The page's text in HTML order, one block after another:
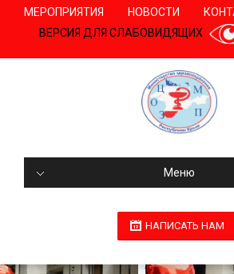
МЕРОПРИЯТИЯ НОВОСТИ
ВЕРСИЯ ДЛЯ СЛАБОВИДЯЩИХ
Меню
НАПИСАТЬ НАМ